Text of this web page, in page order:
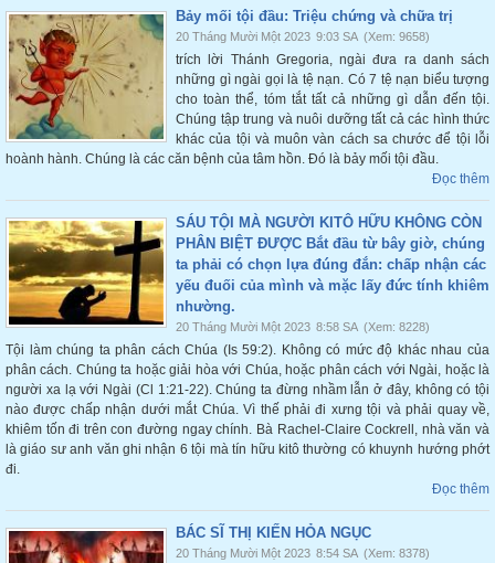
Bảy mối tội đầu: Triệu chứng và chữa trị
20 Tháng Mười Một 2023 9:03 SA (Xem: 9658)
trích lời Thánh Gregoria, ngài đưa ra danh sách
những gì ngài gọi là tệ nạn. Có 7 tệ nạn biểu tượng
cho toàn thể, tóm tắt tất cả những gì dẫn đến tội.
Chúng tập trung và nuôi dưỡng tất cả các hình thức
khác của tội và muôn vàn cách sa chước để tội lỗi
hoành hành. Chúng là các căn bệnh của tâm hồn. Đó là bảy mối tội đầu.
Đọc thêm
SÁU TỘI MÀ NGƯỜI KITÔ HỮU KHÔNG CÒN
PHÂN BIỆT ĐƯỢC Bắt đầu từ bây giờ, chúng
ta phải có chọn lựa đúng đắn: chấp nhận các
yếu đuối của mình và mặc lấy đức tính khiêm
nhường.
20 Tháng Mười Một 2023 8:58 SA (Xem: 8228)
Tội làm chúng ta phân cách Chúa (Is 59:2). Không có mức độ khác nhau của
phân cách. Chúng ta hoặc giải hòa với Chúa, hoặc phân cách với Ngài, hoặc là
người xa lạ với Ngài (Cl 1:21-22). Chúng ta đừng nhầm lẫn ở đây, không có tội
nào được chấp nhận dưới mắt Chúa. Vì thế phải đi xưng tội và phải quay về,
khiêm tốn đi trên con đường ngay chính. Bà Rachel-Claire Cockrell, nhà văn và
là giáo sư anh văn ghi nhận 6 tội mà tín hữu kitô thường có khuynh hướng phớt
đi.
Đọc thêm
BÁC SĨ THỊ KIẾN HỎA NGỤC
20 Tháng Mười Một 2023 8:54 SA (Xem: 8378)